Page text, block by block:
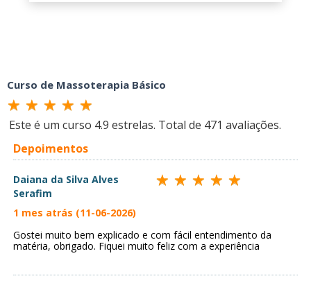
Curso de Massoterapia Básico
Este é um curso 4.9 estrelas. Total de 471 avaliações.
Depoimentos
Daiana da Silva Alves
Serafim
1 mes atrás (11-06-2026)
Gostei muito bem explicado e com fácil entendimento da
matéria, obrigado. Fiquei muito feliz com a experiência